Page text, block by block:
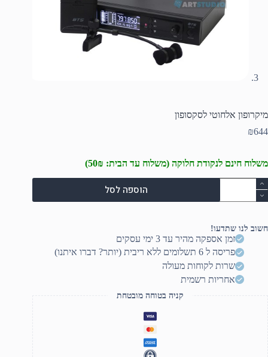
מיקרופון אלחוטי לסקסופון
₪644
משלוח חינם לנקודת חלוקה (משלוח עד הבית: 50₪)
כמות
של
מיקרופון
לסקסופון
הוספה לסל
חשוב לנו שתדעו!
זמן אספקה מהיר עד 3 ימי עסקים
פריסה ל 6 תשלומים ללא ריבית (יותר? דברו איתנו)
שרות לקוחות מעולה
אחריות רשמית
קניה בטוחה מובטחת